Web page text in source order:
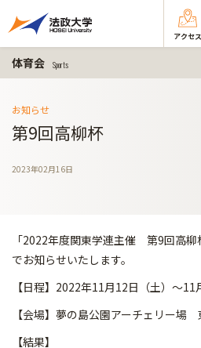
アクセス
体育会 Sports
お知らせ
第9回高柳杯
2023年02月16日
「2022年度関東学連主催 第9回高
でお知らせいたします。
【日程】2022年11月12日（土）～11
【会場】夢の島公園アーチェリー場
【結果】